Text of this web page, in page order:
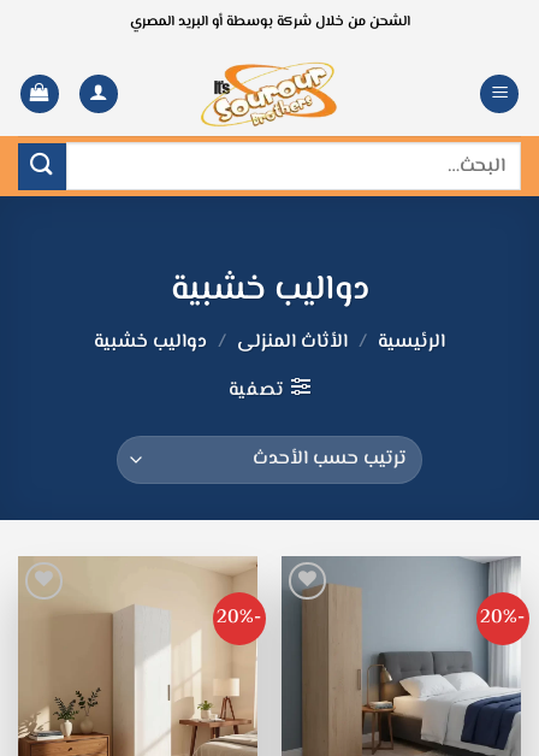
الشحن من خلال شركة بوسطة أو البريد المصري
البحث
عن:
دواليب خشبية
الرئيسية / الأثاث المنزلى / دواليب خشبية
تصفية
-20%
-20%